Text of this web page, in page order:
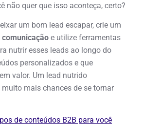
não quer que isso aconteça, certo?
um bom lead escapar, crie um
e utilize ferramentas
nutrir esses leads ao longo do
personalizados e que
valor. Um lead nutrido
mais chances de se tornar
de conteúdos B2B para você